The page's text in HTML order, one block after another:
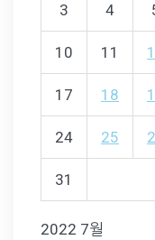
2022 7월
3 4
10 11
17 18
24 25
31